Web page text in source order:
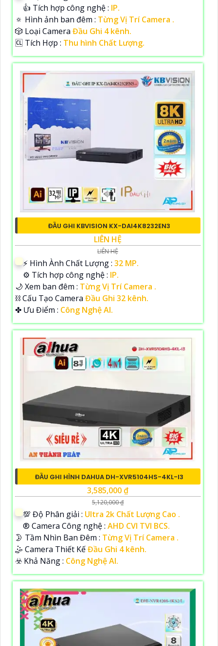
👍 Tích hợp công nghệ : IP.
🔅 Hình ảnh ban đêm : Từng Vị Trí Camera .
🎲 Loại Camera Đầu Ghi 4 kênh.
️🆑 Tích Hợp : Thu hình Chất Lượng.
ĐẦU GHI KBVISION KX-DAI4K8232EN3
LIÊN HỆ
LIÊN HỆ
️⚡ Hình Ành Chất Lượng : 32 MP.
⚙ Tích hợp công nghệ : IP.
🌙 Xem ban đêm : Từng Vị Trí Camera .
⛓ Cấu Tạo Camera Đầu Ghi 32 kênh.
️✤ Ưu Điểm : Công Nghệ AI.
ĐẦU GHI HÌNH DAHUA DH-XVR5104HS-4KL-I3
3,585,000 ₫
5,120,000 ₫
💯 Độ Phân giải : Ultra 2k Chất Lượng Cao .
®️ Camera Công nghệ : AHD CVI TVI BCS.
🌛 Tầm Nhìn Ban Đêm : Từng Vị Trí Camera .
🤹 Camera Thiết KếĐầu Ghi 4 kênh.
️☣️ Khả Năng : Công Nghệ AI.